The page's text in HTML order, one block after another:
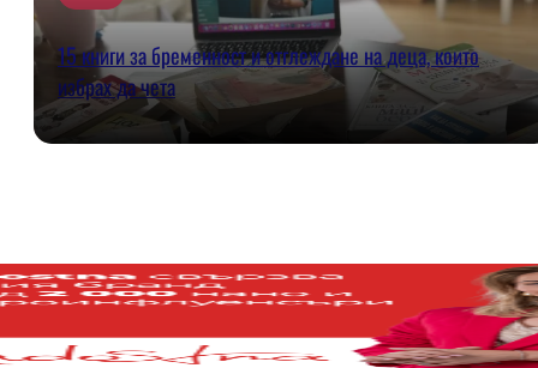
15 книги за бременност и отглеждане на деца, които
избрах да чета